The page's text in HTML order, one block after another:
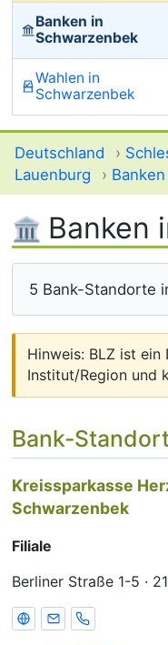
Banken in
Schwarzenbek
Wahlen in
Schwarzenbek
Deutschland ›
Lauenburg
› Banken
Banken
5 Bank-Standorte
Hinweis: BLZ ist
Institut/Region und
Bank-
Kreissparkasse
Schwarzenbek
Filiale
Berliner Straße 1-5 ·
Webseite
E-MailTelefon